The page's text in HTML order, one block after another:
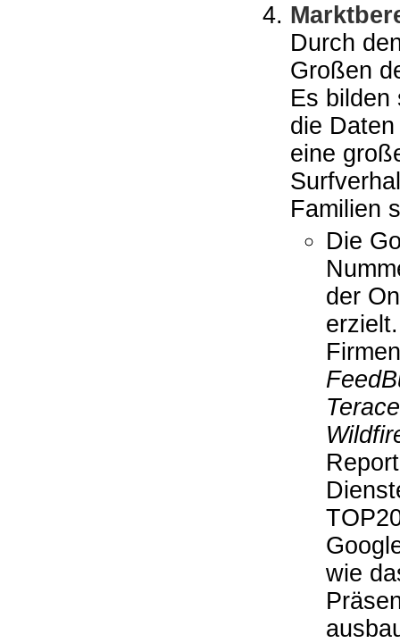
Durch
Großen
Es bilden
die
eine
Familien
Die
der
wie